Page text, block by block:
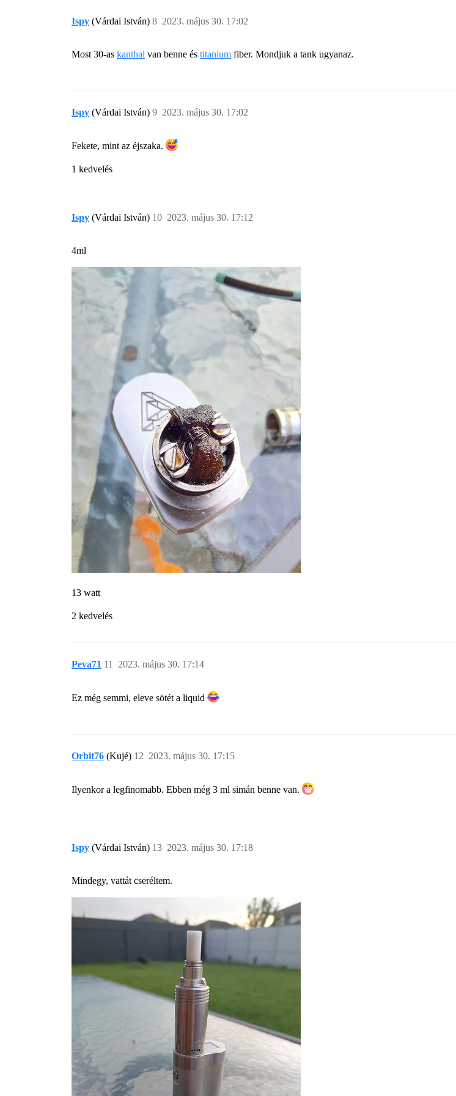
Ispy (Várdai István) 2023. május 30. 17:02
8
Most 30-as kanthal van benne és titanium fiber. Mondjuk a tank ugyanaz.
Ispy (Várdai István) 2023. május 30. 17:02
9
Fekete, mint az éjszaka.
1 kedvelés
Ispy (Várdai István) 2023. május 30. 17:12
10
4ml
13 watt
2 kedvelés
Peva71 2023. május 30. 17:14
11
Ez még semmi, eleve sötét a liquid
Orbit76 (Kujé) 2023. május 30. 17:15
12
Ilyenkor a legfinomabb. Ebben még 3 ml simán benne van.
Ispy (Várdai István) 2023. május 30. 17:18
13
Mindegy, vattát cseréltem.